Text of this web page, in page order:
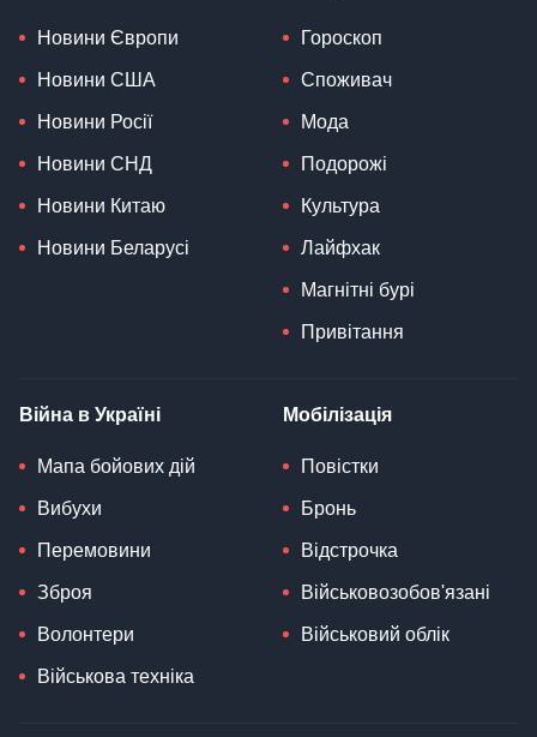
Новини Європи
Новини США
Новини Росії
Новини СНД
Новини Китаю
Новини Беларусі
Гороскоп
Споживач
Мода
Подорожі
Культура
Лайфхак
Магнітні бурі
Привітання
Війна в Україні
Мапа бойових дій
Вибухи
Перемовини
Зброя
Волонтери
Військова техніка
Мобілізація
Повістки
Бронь
Відстрочка
Військовозобов'язані
Військовий облік